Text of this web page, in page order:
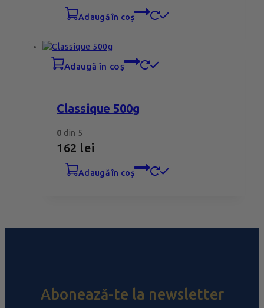
adaugă în coș
adaugă în coș
Classique 500g
0 din 5
162 lei
adaugă în coș
Abonează-te la newsletter